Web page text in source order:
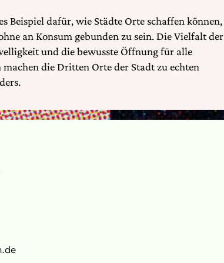
Beispiel dafür, wie Städte Orte schaffen können,
an Konsum gebunden zu sein. Die Vielfalt der
und die bewusste Öffnung für alle
die Dritten Orte der Stadt zu echten